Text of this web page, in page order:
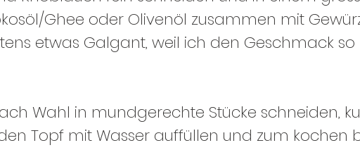
Ghee oder Olivenöl zusammen mit
etwas Galgant, weil ich den Geschmack
Wahl in mundgerechte Stücke schneiden,
Topf mit Wasser auffüllen und zum kochen